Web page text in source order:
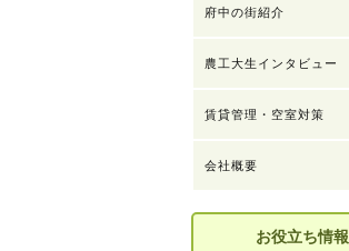
府中の街紹介
農工大生インタビュー
賃貸管理・空室対策
会社概要
お役立ち情報